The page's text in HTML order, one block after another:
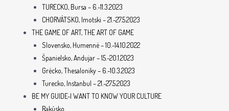
TURECKO, Bursa – 6.-11.3.2023
CHORVÁTSKO, Imotski – 21.-27.5.2023
THE GAME OF ART, THE ART OF GAME
Slovensko, Humenné – 10.-14.10.2022
Španielsko, Andujar – 15.-20.1.2023
Grécko, Thesaloniky – 6.-10.3.2023
Turecko, Instanbul – 21.-27.5.2023
BE MY GUIDE-I WANT TO KNOW YOUR CULTURE
Rakúsko